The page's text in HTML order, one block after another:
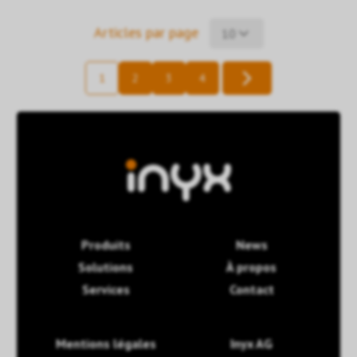
Articles par page 10
1 2 3 4
Produits
Solutions
Services
News
À propos
Contact
Mentions légales Inyx AG